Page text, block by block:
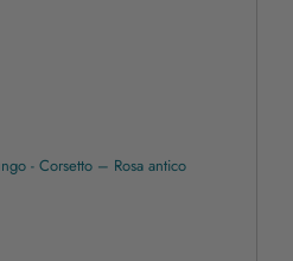
- Corsetto – Rosa antico